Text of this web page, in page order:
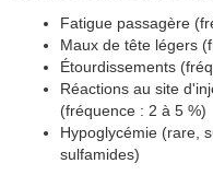
Fatigue passagère
Maux de tête légers
Étourdissements
Réactions au site
(fréquence : 2 à 5 %)
Hypoglycémie (rare,
sulfamides)